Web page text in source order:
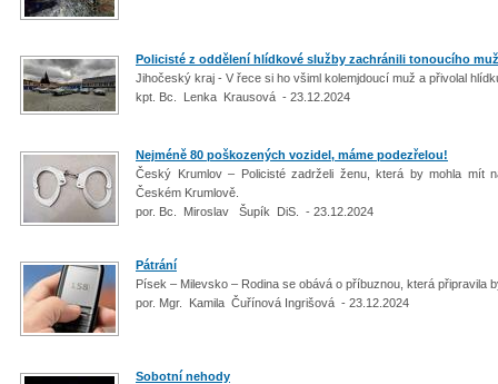
Policisté z oddělení hlídkové služby zachránili tonoucího
Jihočeský kraj - V řece si ho všiml kolemjdoucí muž a přivolal
kpt. Bc. Lenka Krausová - 23.12.2024
Nejméně 80 poškozených vozidel, máme podezřelou!
Český Krumlov – Policisté zadrželi ženu, která by mohla mít
Českém Krumlově.
por. Bc. Miroslav Šupík DiS. - 23.12.2024
Pátrání
Písek – Milevsko – Rodina se obává o příbuznou, která připravila
por. Mgr. Kamila Čuřínová Ingrišová - 23.12.2024
Sobotní nehody